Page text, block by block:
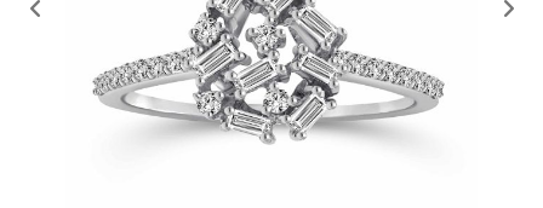
Previous